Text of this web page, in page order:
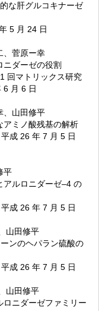
な肝グルコキナーゼ
5 月 24 日
、菅原ー幸
ダーゼの役割
回マトリックス研究
6 月 6 日
、山田修平
アミノ酸残基の解析
成 26 年 7 月 5 日
平
アルロニダーゼ–4 の
成 26 年 7 月 5 日
山田修平
ンのヘパラン硫酸の
成 26 年 7 月 5 日
山田修平
ニダーゼファミリー